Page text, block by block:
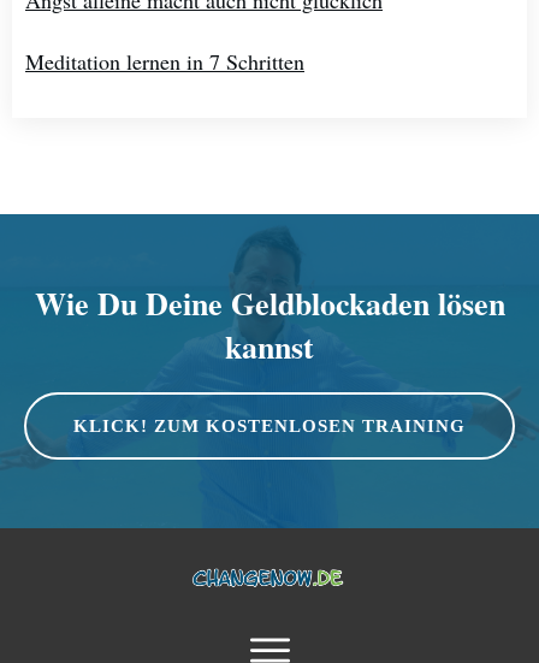
Meditation lernen in 7 Schritten
Wie Du Deine Geldblockaden lösen
kannst
KLICK! ZUM KOSTENLOSEN TRAINING